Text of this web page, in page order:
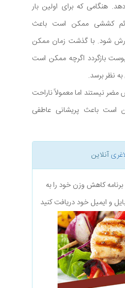
هنگامی که برای اولین بار
کششی ممکن است باعث
شود. با گذشت زمان ممکن
بازگردد اگرچه ممکن است
نظر برسد.
نیستند اما معمولاً ناراحت
است باعث پریشانی عاطفی
آنلاین
برنامه کاهش وزن خود را به
و ایمیل خود دریافت کنید